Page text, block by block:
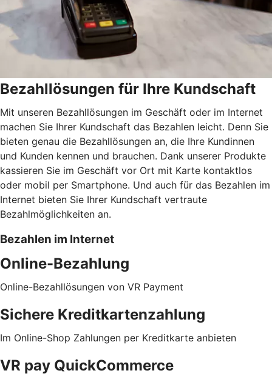
Bezahllösungen für Ihre Kundschaft
Mit unseren Bezahllösungen im Geschäft oder im Internet
machen Sie Ihrer Kundschaft das Bezahlen leicht. Denn Sie
bieten genau die Bezahllösungen an, die Ihre Kundinnen
und Kunden kennen und brauchen. Dank unserer Produkte
kassieren Sie im Geschäft vor Ort mit Karte kontaktlos
oder mobil per Smartphone. Und auch für das Bezahlen im
Internet bieten Sie Ihrer Kundschaft vertraute
Bezahlmöglichkeiten an.
Bezahlen im Internet
Online-Bezahlung
Online-Bezahllösungen von VR Payment
Sichere Kreditkartenzahlung
Im Online-Shop Zahlungen per Kreditkarte anbieten
VR pay QuickCommerce